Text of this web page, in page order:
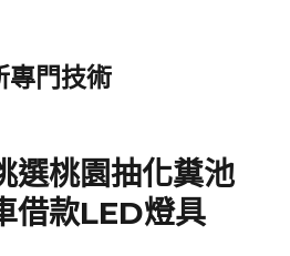
專門技術
選桃園抽化糞池
借款LED燈具